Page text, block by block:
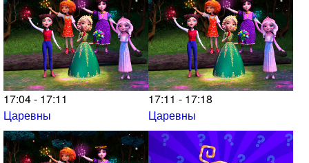
17:04 - 17:11
Царевны
17:11 - 17:18
Царевны